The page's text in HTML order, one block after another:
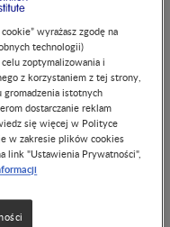
żywieniowe
interwencji w
oraz w stanach
czy chorób
ułożonych w
znalezienie
publikacji można
publikacji, programów
i innych treści
i / lub
Institute lub firmy
wyrażasz zgodę na
technologii)
zoptymalizowania i
z korzystaniem z tej strony,
istotnych
dostarczanie reklam
się więcej w Polityce
w zakresie plików cookies
link "Ustawienia Prywatności",